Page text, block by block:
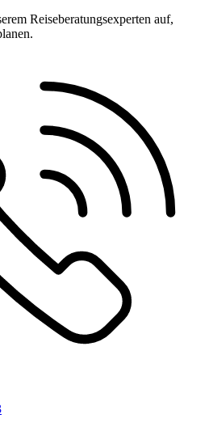
Reiseberatungsexperten auf,